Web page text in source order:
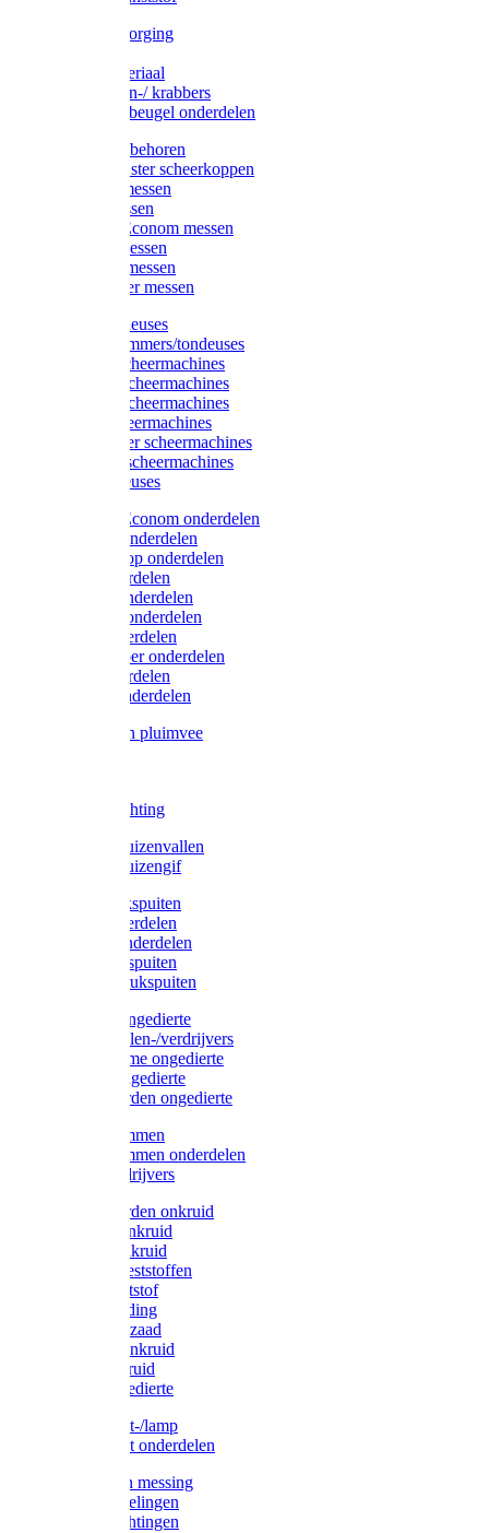
Klauwverzorging
Injectiemateriaal
Hoefmessen-/ krabbers
Hoefbekapbeugel onderdelen
Messen toebehoren
Moser & Oster scheerkoppen
Hauptner messen
Liscop messen
Aesculap/Econom messen
Heiniger messen
Constanta messen
FarmClipper messen
Moser tondeuses
Overige trimmers/tondeuses
Heiniger scheermachines
Hauptner scheermachines
Aesculap scheermachines
Liscop scheermachines
FarmClipper scheermachines
Constanta scheermachines
Wahl tondeuses
Aesculap/Econom onderdelen
Hauptner onderdelen
Lister/Liscop onderdelen
Eider onderdelen
Heiniger onderdelen
Constanta onderdelen
Moser onderdelen
Farm Clipper onderdelen
Oster onderdelen
TailWell onderdelen
Voerbakken pluimvee
LED verlichting
Ratten / Muizenvallen
Ratten / Muizengif
Gloria drukspuiten
Gloria onderdelen
Gardena onderdelen
Dario drukspuiten
Gardena drukspuiten
Diversen ongedierte
Insectenvallen-/verdrijvers
Protect Home ongedierte
Solabiol ongedierte
Protect Garden ongedierte
Mollenklemmen
Mollenklemmen onderdelen
Mollenverdrijvers
Protect Garden onkruid
Diversen onkruid
Solabiol onkruid
Solabiol meststoffen
Pokon meststof
Pokon voeding
Pokon graszaad
Roundup onkruid
Pokon onkruid
Pokon ongedierte
Vliegenkast-/lamp
Vliegenkast onderdelen
Zuigkorven messing
Geka koppelingen
Geka afdichtingen